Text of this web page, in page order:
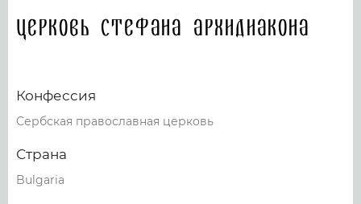
Церковь Стефана архидиакона
Конфессия
Сербская православная церковь
Страна
Bulgaria